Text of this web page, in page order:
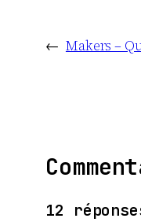
← Makers –
12